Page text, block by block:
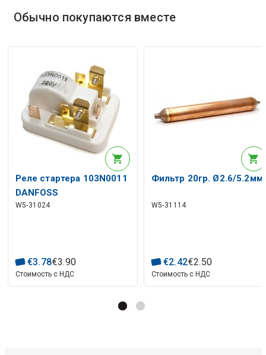
Обычно покупаются вместе
Реле стартера 103N0011
DANFOSS
W5-31024
€3.78€3.90
Стоимость с НДС
Фильтр 20гр. Ø2.6/5.2мм
W5-31114
€2.42€2.50
Стоимость с НДС